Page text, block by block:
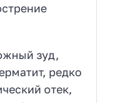
зуд,
редко
отек,